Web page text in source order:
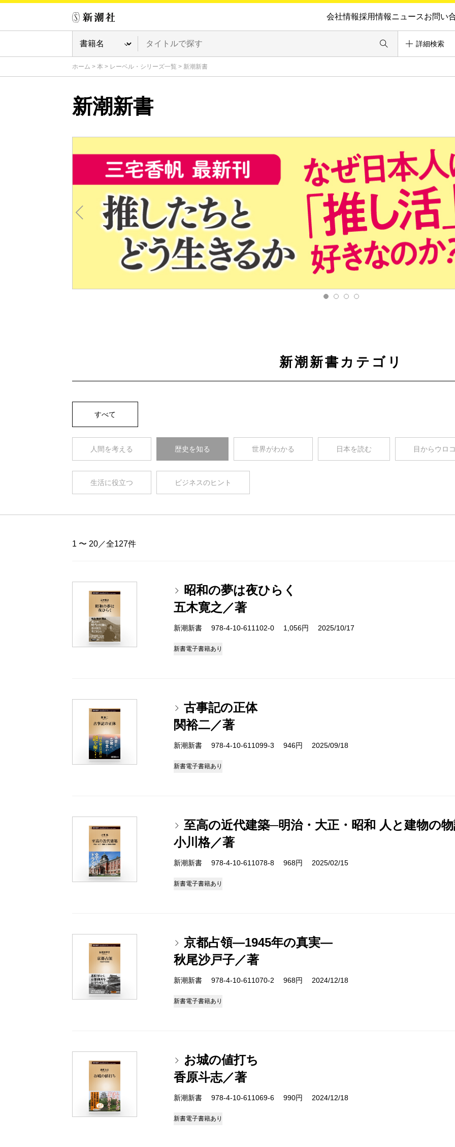
会社情報採用情報ニュースお問い
詳細検索
ホーム > 本 > レーベル・シリーズ一覧 > 新潮新書
新潮新書
新潮新書カテゴリ
すべて
人間を考える 歴史を知る 世界がわかる 日本を読む 目からウロ
生活に役立つ ビジネスのヒント
1 〜 20／全127件
昭和の夢は夜ひらく
五木寛之／著
新潮新書 978-4-10-611102-0 1,056円 2025/10/17
新書電子書籍あり
古事記の正体
関裕二／著
新潮新書 978-4-10-611099-3 946円 2025/09/18
新書電子書籍あり
至高の近代建築─明治・大正・昭和 人と建物の
小川格／著
新潮新書 978-4-10-611078-8 968円 2025/02/15
新書電子書籍あり
京都占領―1945年の真実―
秋尾沙戸子／著
新潮新書 978-4-10-611070-2 968円 2024/12/18
新書電子書籍あり
お城の値打ち
香原斗志／著
新潮新書 978-4-10-611069-6 990円 2024/12/18
新書電子書籍あり